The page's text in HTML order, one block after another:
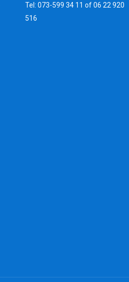
Tel: 073-599 34 11 of 06 22 920
516